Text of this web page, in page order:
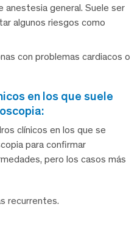
anestesia general. Suele ser
algunos riesgos como
con problemas cardiacos o
clínicos en los que se
para confirmar
pero los casos más
recurrentes.